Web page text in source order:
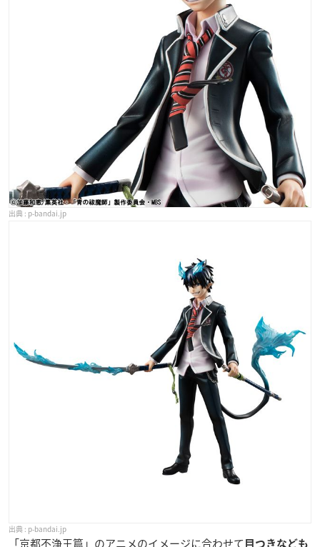
p-bandai.jp
p-bandai.jp
「京都不浄王篇」のアニメのイメージに合わせて 目つきなども